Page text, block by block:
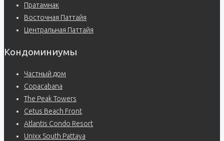
Пратамнак
Восточная Паттайя
Центральная Паттайя
Кондоминиумы
Частный дом
Copacabana
The Peak Towers
Cetus Beach Front
Atlantis Condo Resort
Unixx South Pattaya